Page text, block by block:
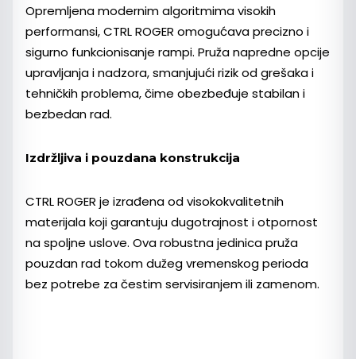
Opremljena modernim algoritmima visokih
performansi, CTRL ROGER omogućava precizno i
sigurno funkcionisanje rampi. Pruža napredne opcije
upravljanja i nadzora, smanjujući rizik od grešaka i
tehničkih problema, čime obezbeđuje stabilan i
bezbedan rad.
Izdržljiva i pouzdana konstrukcija
CTRL ROGER je izrađena od visokokvalitetnih
materijala koji garantuju dugotrajnost i otpornost
na spoljne uslove. Ova robustna jedinica pruža
pouzdan rad tokom dužeg vremenskog perioda
bez potrebe za čestim servisiranjem ili zamenom.